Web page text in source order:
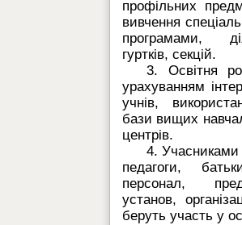
профільних
вивчення
програмами,
гуртків, секцій.
3. Освітня
урахуванням
учнів,
бази вищих
центрів.
4. Учасниками
педагоги,
персонал,
установ,
беруть участь у